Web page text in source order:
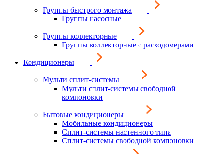
Группы быстрого монтажа
Группы насосные
Группы коллекторные
Группы коллекторные с расходомерами
Кондиционеры
Мульти сплит-системы
Мульти сплит-системы свободной
компоновки
Бытовые кондиционеры
Мобильные кондиционеры
Сплит-системы настенного типа
Сплит-системы свободной компоновки